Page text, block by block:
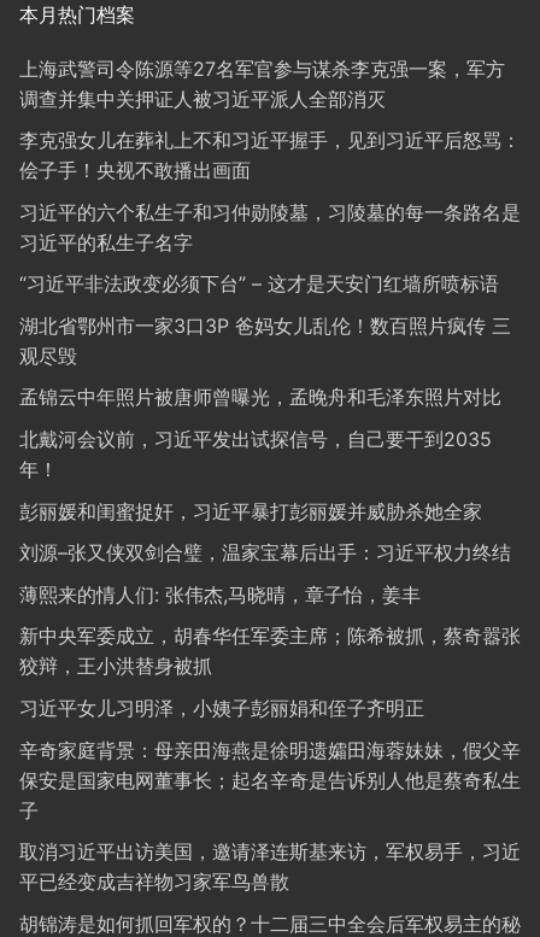
本月热门档案
上海武警司令陈源等27名军官参与谋杀李克强一案，军方
调查并集中关押证人被习近平派人全部消灭
李克强女儿在葬礼上不和习近平握手，见到习近平后怒骂：
侩子手！央视不敢播出画面
习近平的六个私生子和习仲勋陵墓，习陵墓的每一条路名是
习近平的私生子名字
“习近平非法政变必须下台” – 这才是天安门红墙所喷标语
湖北省鄂州市一家3口3P 爸妈女儿乱伦！数百照片疯传 三
观尽毁
孟锦云中年照片被唐师曾曝光，孟晚舟和毛泽东照片对比
北戴河会议前，习近平发出试探信号，自己要干到2035
年！
彭丽媛和闺蜜捉奸，习近平暴打彭丽媛并威胁杀她全家
刘源–张又侠双剑合璧，温家宝幕后出手：习近平权力终结
薄熙来的情人们: 张伟杰,马晓晴，章子怡，姜丰
新中央军委成立，胡春华任军委主席；陈希被抓，蔡奇嚣张
狡辩，王小洪替身被抓
习近平女儿习明泽，小姨子彭丽娟和侄子齐明正
辛奇家庭背景：母亲田海燕是徐明遗孀田海蓉妹妹，假父辛
保安是国家电网董事长；起名辛奇是告诉别人他是蔡奇私生
子
取消习近平出访美国，邀请泽连斯基来访，军权易手，习近
平已经变成吉祥物习家军鸟兽散
胡锦涛是如何抓回军权的？十二届三中全会后军权易主的秘